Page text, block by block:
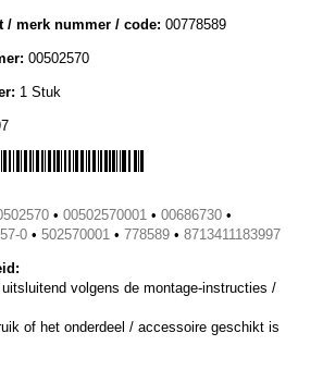
/ merk nummer / code: 00778589
00502570
1 Stuk
• 00502570001 • 00686730 •
0 • 502570001 • 778589 • 8713411183997
volgens de montage-instructies /
of het onderdeel / accessoire geschikt is